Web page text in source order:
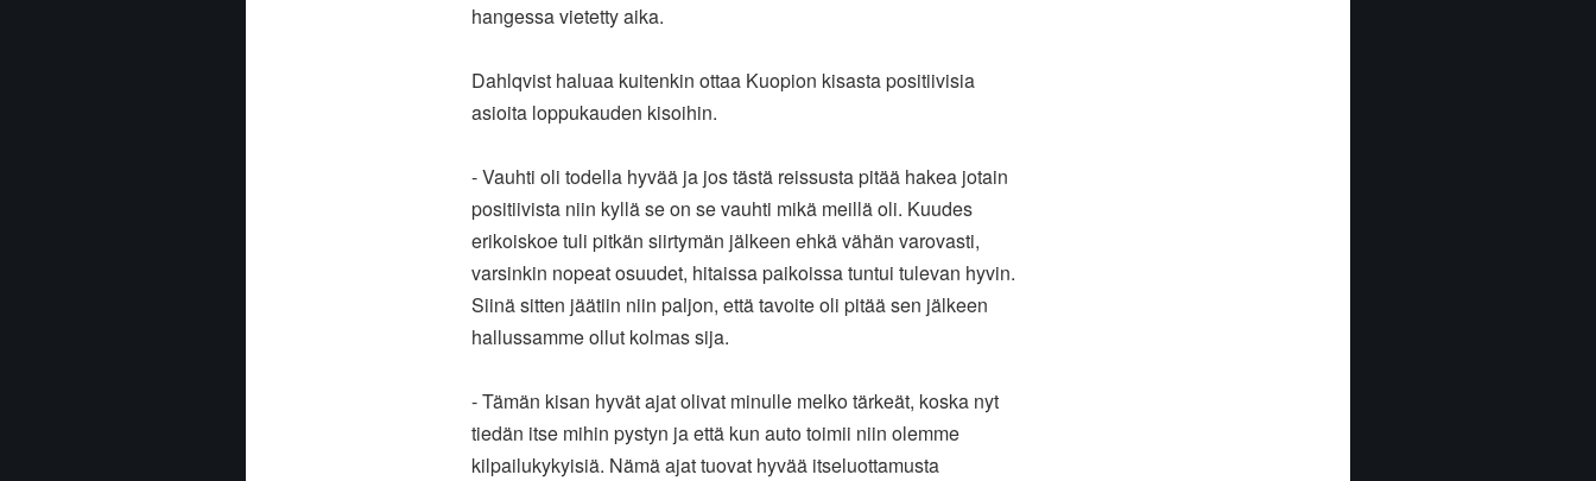
hangessa vietetty aika.
Dahlqvist haluaa kuitenkin ottaa Kuopion kisasta positiivisia
asioita loppukauden kisoihin.
- Vauhti oli todella hyvää ja jos tästä reissusta pitää hakea jotain
positiivista niin kyllä se on se vauhti mikä meillä oli. Kuudes
erikoiskoe tuli pitkän siirtymän jälkeen ehkä vähän varovasti,
varsinkin nopeat osuudet, hitaissa paikoissa tuntui tulevan hyvin.
Siinä sitten jäätiin niin paljon, että tavoite oli pitää sen jälkeen
hallussamme ollut kolmas sija.
- Tämän kisan hyvät ajat olivat minulle melko tärkeät, koska nyt
tiedän itse mihin pystyn ja että kun auto toimii niin olemme
kilpailukykyisiä. Nämä ajat tuovat hyvää itseluottamusta